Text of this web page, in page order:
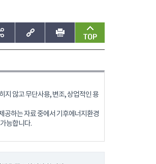
하기 주소복사 인쇄 맨위로
지 않고 무단사용, 변조, 상업적인 용
공하는 자료 중에서 기후에너지환경
능합니다.